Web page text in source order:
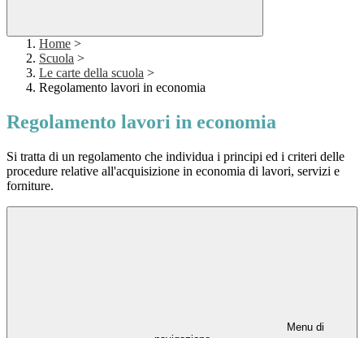
Home >
Scuola >
Le carte della scuola >
Regolamento lavori in economia
Regolamento lavori in economia
Si tratta di un regolamento che individua i principi ed i criteri delle
procedure relative all'acquisizione in economia di lavori, servizi e
forniture.
Menu di